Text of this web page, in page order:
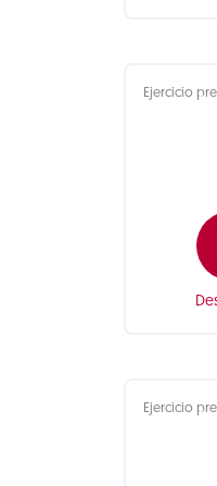
Ejercicio
Ejercicio